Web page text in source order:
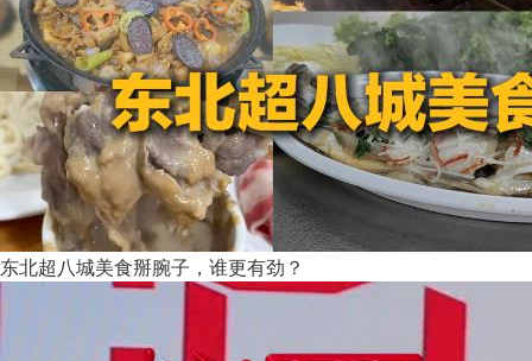
东北超八城美食掰腕子，谁更有劲？